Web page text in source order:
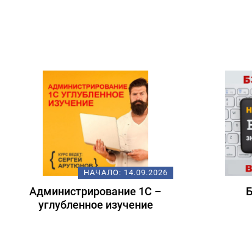
НАЧАЛО: 14.09.2026
Администрирование 1С –
углубленное изучение